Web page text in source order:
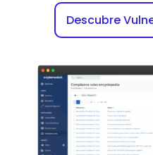
Descubre